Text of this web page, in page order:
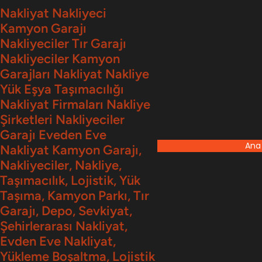
İçeriğe
geç
Nakliyat Nakliyeci
Kamyon Garajı
Nakliyeciler Tır Garajı
Nakliyeciler Kamyon
Garajları Nakliyat Nakliye
Yük Eşya Taşımacılığı
Nakliyat Firmaları Nakliye
Şirketleri Nakliyeciler
Garajı Eveden Eve
Nakliyat Kamyon Garajı,
Nakliyeciler, Nakliye,
Taşımacılık, Lojistik, Yük
Taşıma, Kamyon Parkı, Tır
Garajı, Depo, Sevkiyat,
Şehirlerarası Nakliyat,
Evden Eve Nakliyat,
Yükleme Boşaltma, Lojistik